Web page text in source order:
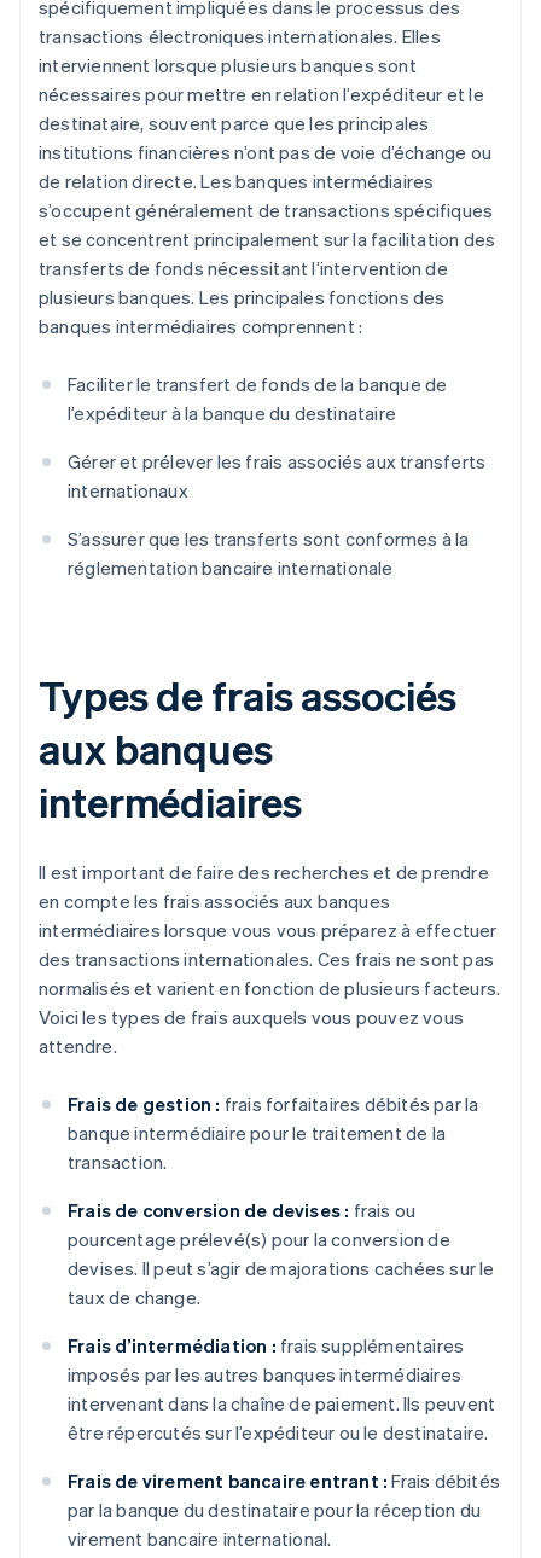
spécifiquement impliquées dans le processus des
transactions électroniques internationales. Elles
interviennent lorsque plusieurs banques sont
nécessaires pour mettre en relation l’expéditeur et le
destinataire, souvent parce que les principales
institutions financières n’ont pas de voie d’échange ou
de relation directe. Les banques intermédiaires
s’occupent généralement de transactions spécifiques
et se concentrent principalement sur la facilitation des
transferts de fonds nécessitant l’intervention de
plusieurs banques. Les principales fonctions des
banques intermédiaires comprennent :
Faciliter le transfert de fonds de la banque de
l’expéditeur à la banque du destinataire
Gérer et prélever les frais associés aux transferts
internationaux
S’assurer que les transferts sont conformes à la
réglementation bancaire internationale
Types de frais associés
aux banques
intermédiaires
Il est important de faire des recherches et de prendre
en compte les frais associés aux banques
intermédiaires lorsque vous vous préparez à effectuer
des transactions internationales. Ces frais ne sont pas
normalisés et varient en fonction de plusieurs facteurs.
Voici les types de frais auxquels vous pouvez vous
attendre.
Frais de gestion : frais forfaitaires débités par la
banque intermédiaire pour le traitement de la
transaction.
Frais de conversion de devises : frais ou
pourcentage prélevé(s) pour la conversion de
devises. Il peut s’agir de majorations cachées sur le
taux de change.
Frais d’intermédiation : frais supplémentaires
imposés par les autres banques intermédiaires
intervenant dans la chaîne de paiement. Ils peuvent
être répercutés sur l’expéditeur ou le destinataire.
Frais de virement bancaire entrant : Frais débités
par la banque du destinataire pour la réception du
virement bancaire international.